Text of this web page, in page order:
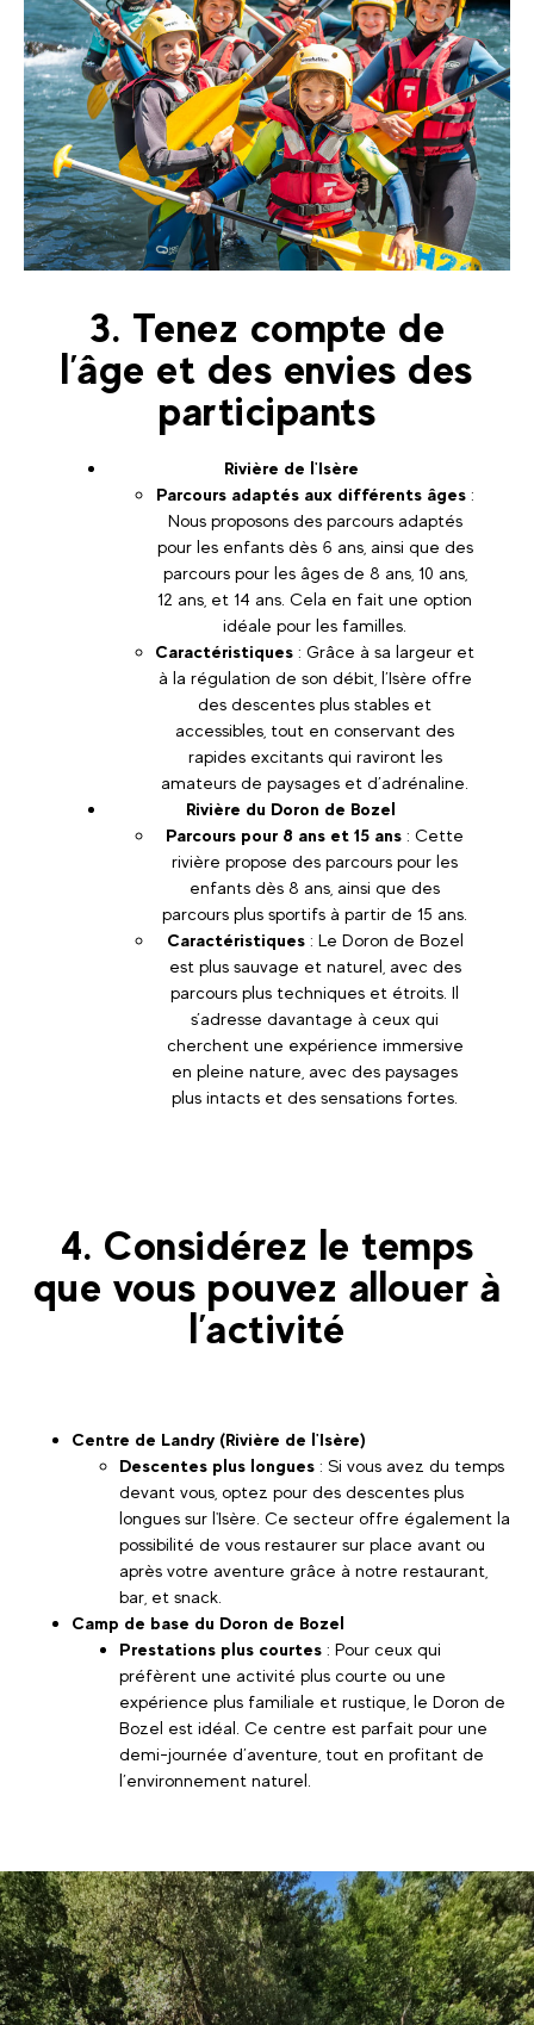
3. Tenez compte de
l’âge et des envies des
participants
Rivière de l'Isère
Parcours adaptés aux différents âges:
Nous proposons des parcours adaptés
pour les enfants dès 6 ans, ainsi que des
parcours pour les âges de 8 ans, 10 ans,
12 ans, et 14 ans. Cela en fait une option
idéale pour les familles.
Caractéristiques : Grâce à sa largeur et
à la régulation de son débit, l’Isère offre
des descentes plus stables et
accessibles, tout en conservant des
rapides excitants qui raviront les
amateurs de paysages et d’adrénaline.
Rivière du Doron de Bozel
Parcours pour 8 ans et 15 ans : Cette
rivière propose des parcours pour les
enfants dès 8 ans, ainsi que des
parcours plus sportifs à partir de 15 ans.
Caractéristiques: Le Doron de Bozel
est plus sauvage et naturel, avec des
parcours plus techniques et étroits. Il
s’adresse davantage à ceux qui
cherchent une expérience immersive
en pleine nature, avec des paysages
plus intacts et des sensations fortes.
4. Considérez le temps
que vous pouvez allouer à
l’activité
Centre de Landry (Rivière de l'Isère)
Descentes plus longues : Si vous avez du temps
devant vous, optez pour des descentes plus
longues sur l'Isère. Ce secteur offre également la
possibilité de vous restaurer sur place avant ou
après votre aventure grâce à notre restaurant,
bar, et snack.
Camp de base du Doron de Bozel
Prestations plus courtes : Pour ceux qui
préfèrent une activité plus courte ou une
expérience plus familiale et rustique, le Doron de
Bozel est idéal. Ce centre est parfait pour une
demi-journée d’aventure, tout en profitant de
l’environnement naturel.